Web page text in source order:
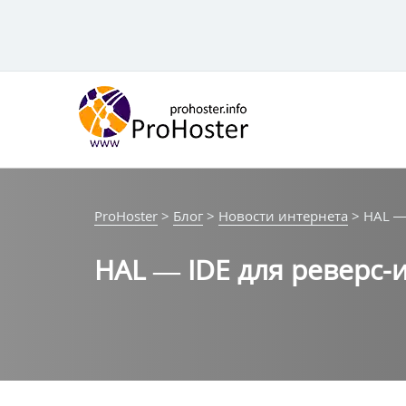
ProHoster > Блог > Новости интернета > HAL
HAL — IDE для